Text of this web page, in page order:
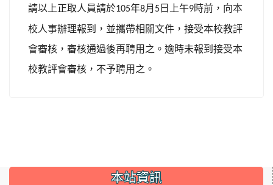
請以上正取人員請於105年8月 5 日上午9時前，向本
校人事辦理報到，並攜帶相關文件，接受本校教評
會審核，審核通過後再聘用之。逾時未報到接受本
校教評會審核，不予聘用之。
::: 本站資訊